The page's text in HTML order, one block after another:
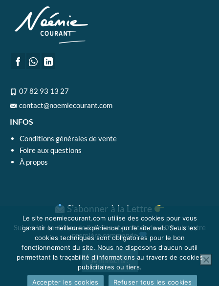
07 82 93 13 27
contact@noemiecourant.com
INFOS
Conditions générales de vente
Foire aux questions
À propos
S’abonner à la Lettre
Suivez les coulisses de l'atelier et profitez de -10% sur votre
première commande
Je m'inscris !
Le site noemiecourant.com utilise des cookies pour vous
garantir la meilleure expérience sur le site web. Seuls les
cookies techniques sont obligatoires pour le bon
fonctionnement du site. Nous ne disposons d'aucun outil
permettant la traçabilité d'informations au travers de cookies
publicitaires ou tiers.
Accepter les cookies
Refuser tous les cookies